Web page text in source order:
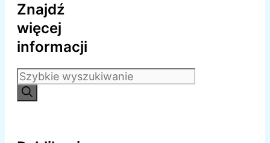
Znajdź
więcej
informacji
Szukaj: